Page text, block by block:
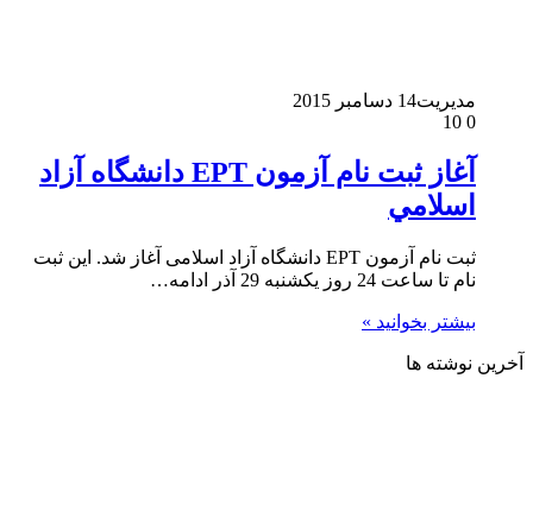
مدیریت14 دسامبر 2015
0
آغاز ثبت نام آزمون EPT دانشگاه آزاد
اسلامي
ثبت نام آزمون EPT دانشگاه آزاد اسلامی آغاز شد. این ثبت
نام تا ساعت 24 روز یکشنبه 29 آذر ادامه…
بیشتر بخوانید »
آخرین نوشته ها